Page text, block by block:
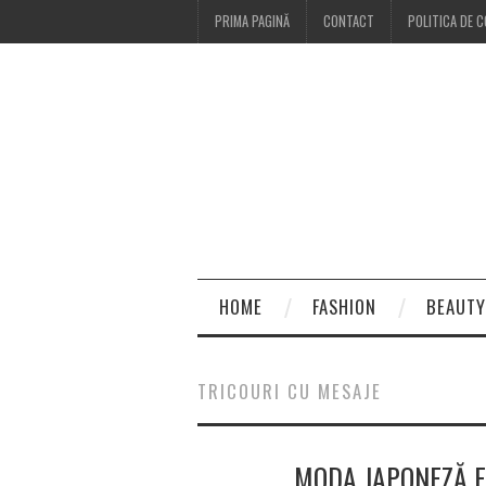
PRIMA PAGINĂ CONTACT POLITICA DE
HOME FASHION BEAUTY
TRICOURI CU MESAJE
MODA JAPONEZĂ